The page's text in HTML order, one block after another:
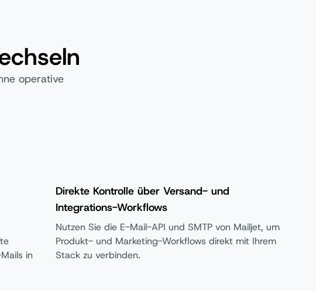
operative
in
Direkte Kontrolle über Versand- und
Integrations-Workflows
Nutzen Sie die E-Mail-API und SMTP von Mailjet, um
Produkt- und Marketing-Workflows direkt mit Ihrem
Stack zu verbinden.